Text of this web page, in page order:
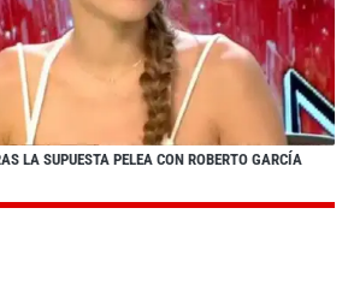
LA SUPUESTA PELEA CON ROBERTO GARCÍA